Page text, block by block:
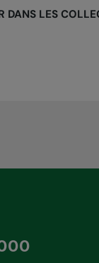
DANS LES